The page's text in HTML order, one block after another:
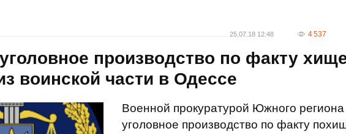
25.07.18 12:48 4 537
производство по факту
воинской части в Одессе
Военной прокуратурой Южного региона
уголовное производство по факту